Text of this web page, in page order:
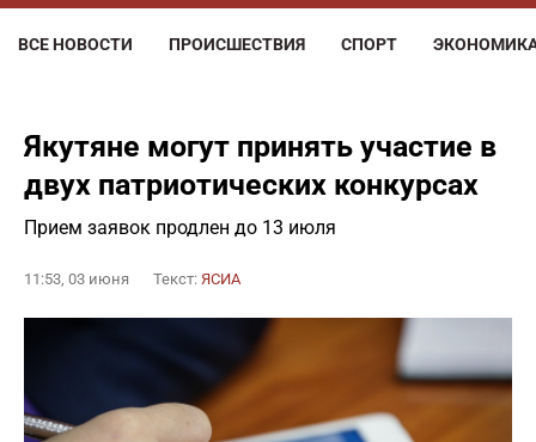
ВСЕ НОВОСТИ ПРОИСШЕСТВИЯ СПОРТ
Якутяне могут принять участие в
двух патриотических конкурсах
Прием заявок продлен до 13 июля
11:53, 03 июня Текст: ЯСИА